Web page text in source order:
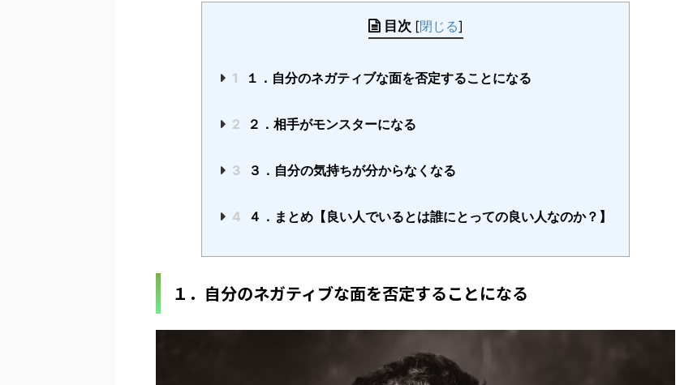
目次 [閉じる]
1 １．自分のネガティブな面を否定することになる
2 ２．相手がモンスターになる
3 ３．自分の気持ちが分からなくなる
4 ４．まとめ【良い人でいるとは誰にとっての良い人なのか？】
１．自分のネガティブな面を否定することになる